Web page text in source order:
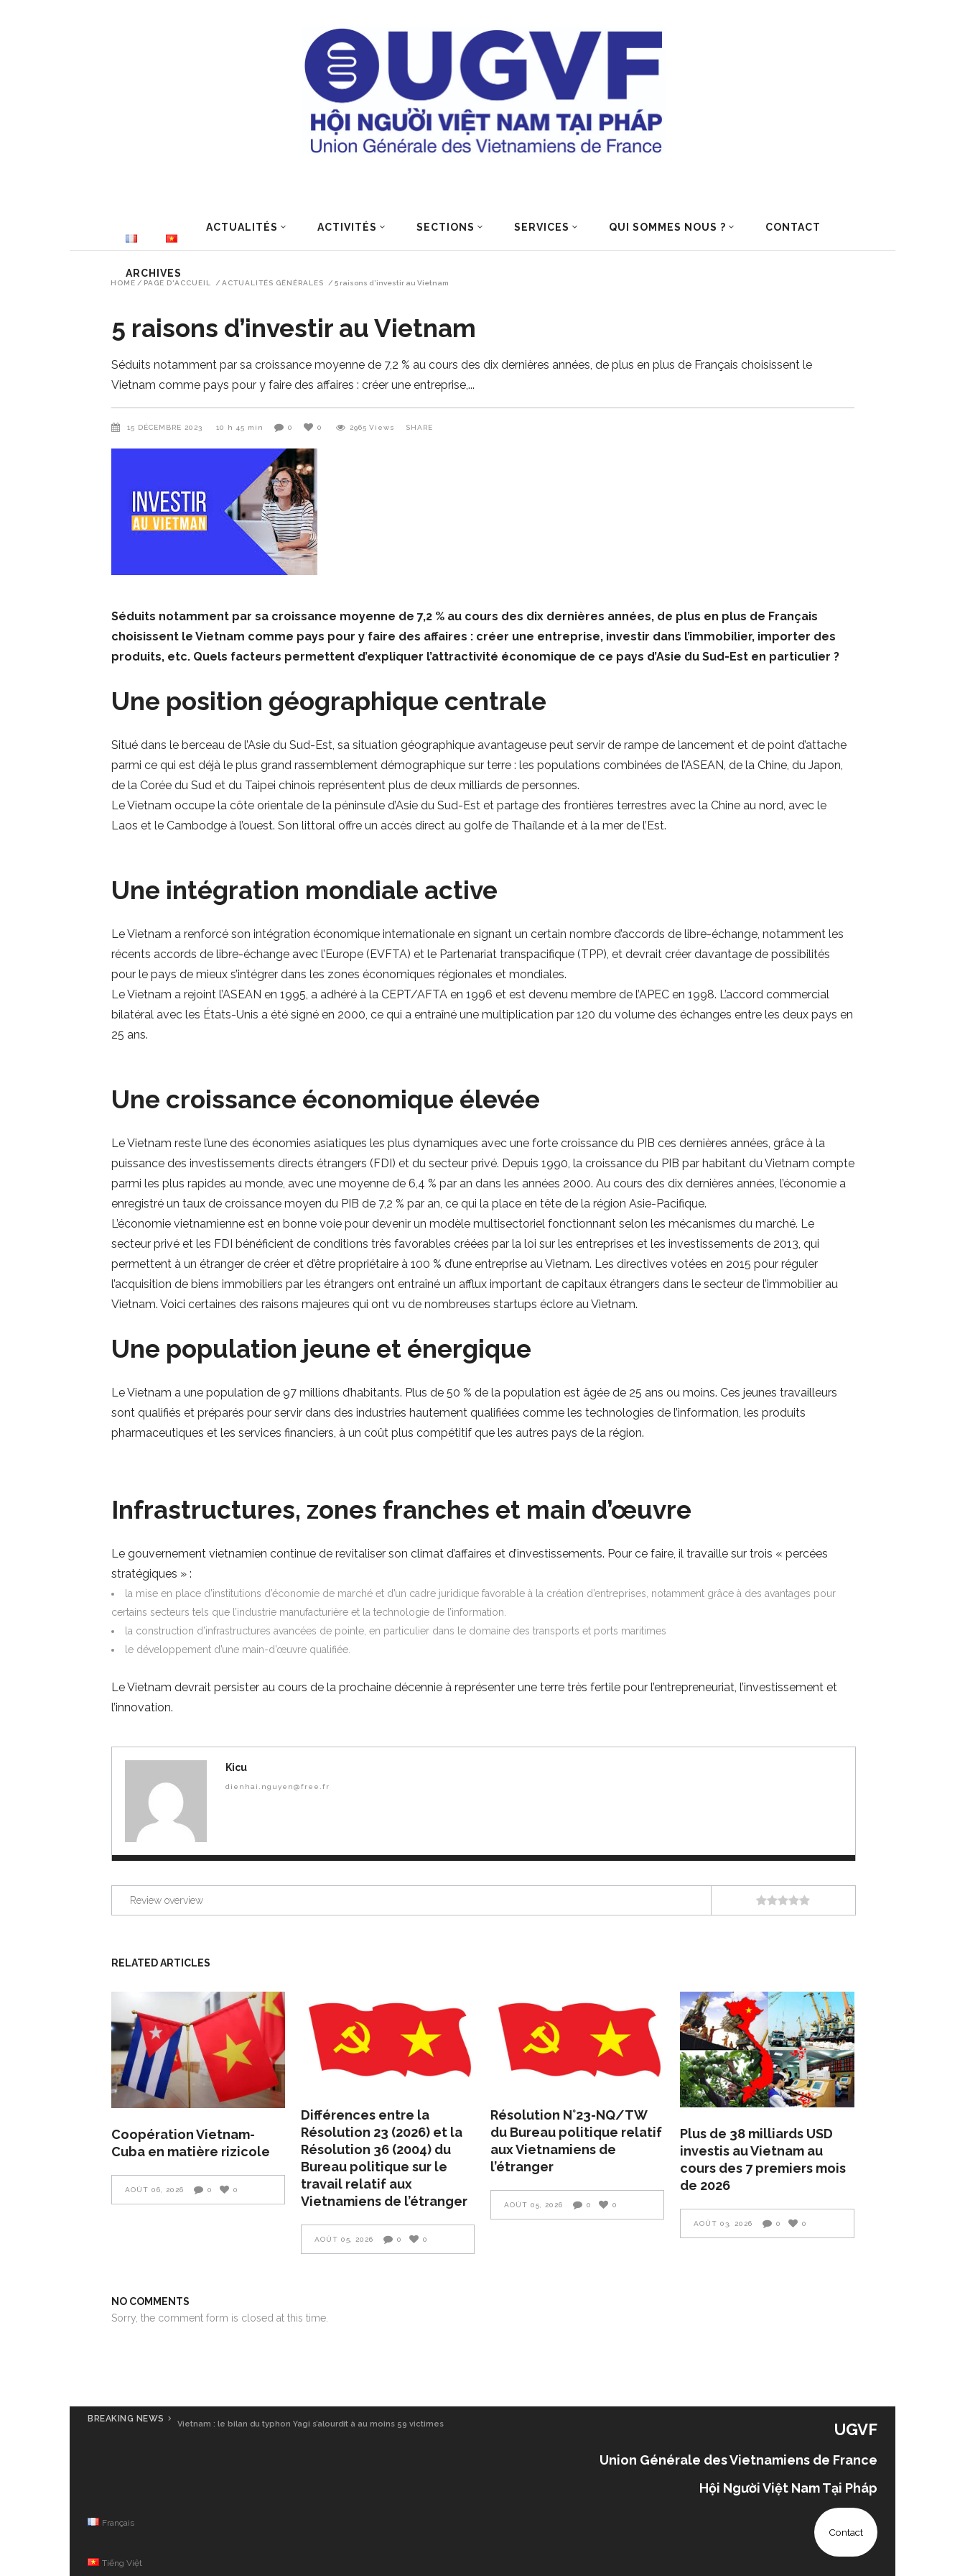
ACTUALITÉS ACTIVITÉS SECTIONS SERVICES QUI SOMMES NOUS ? CONTACT
ARCHIVES
HOME / PAGE D'ACCUEIL / ACTUALITÉS GÉNÉRALES / 5 raisons d’investir au Vietnam
5 raisons d’investir au Vietnam
Séduits notamment par sa croissance moyenne de 7,2 % au cours des dix dernières années, de plus en plus de Français choisissent le
Vietnam comme pays pour y faire des affaires : créer une entreprise,
15 DÉCEMBRE 2023 10 h 45 min 0 0 2965 Views SHARE
Séduits notamment par sa croissance moyenne de 7,2 % au cours des dix dernières années, de plus en plus de Français
choisissent le Vietnam comme pays pour y faire des affaires : créer une entreprise, investir dans l’immobilier, importer des
produits, etc. Quels facteurs permettent d’expliquer l’attractivité économique de ce pays d’Asie du Sud-Est en particulier ?
Une position géographique centrale
Situé dans le berceau de l’Asie du Sud-Est, sa situation géographique avantageuse peut servir de rampe de lancement et de point d’attache
parmi ce qui est déjà le plus grand rassemblement démographique sur terre : les populations combinées de l’ASEAN, de la Chine, du Japon,
de la Corée du Sud et du Taipei chinois représentent plus de deux milliards de personnes.
Le Vietnam occupe la côte orientale de la péninsule d’Asie du Sud-Est et partage des frontières terrestres avec la Chine au nord, avec le
Laos et le Cambodge à l’ouest. Son littoral offre un accès direct au golfe de Thaïlande et à la mer de l’Est.
Une intégration mondiale active
Le Vietnam a renforcé son intégration économique internationale en signant un certain nombre d’accords de libre-échange, notamment les
récents accords de libre-échange avec l’Europe ( EVFTA) et le Partenariat transpacifique (TPP), et devrait créer davantage de possibilités
pour le pays de mieux s’intégrer dans les zones économiques régionales et mondiales.
Le Vietnam a rejoint l’ASEAN en 1995, a adhéré à la CEPT/AFTA en 1996 et est devenu membre de l’APEC en 1998. L’accord commercial
bilatéral avec les États-Unis a été signé en 2000, ce qui a entraîné une multiplication par 120 du volume des échanges entre les deux pays en
25 ans.
Une croissance économique élevée
Le Vietnam reste l’une des économies asiatiques les plus dynamiques avec une forte croissance du PIB ces dernières années, grâce à la
puissance des investissements directs étrangers (FDI) et du secteur privé. Depuis 1990, la croissance du PIB par habitant du Vietnam compte
parmi les plus rapides au monde, avec une moyenne de 6,4 % par an dans les années 2000. Au cours des dix dernières années, l’économie a
enregistré un taux de croissance moyen du PIB de 7,2 % par an, ce qui la place en tête de la région Asie-Pacifique.
L’économie vietnamienne est en bonne voie pour devenir un modèle multisectoriel fonctionnant selon les mécanismes du marché. Le
secteur privé et les FDI bénéficient de conditions très favorables créées par la loi sur les entreprises et les investissements de 2013, qui
permettent à un étranger de créer et d’être propriétaire à 100 % d’une entreprise au Vietnam. Les directives votées en 2015 pour réguler
l’acquisition de biens immobiliers par les étrangers ont entraîné un afflux important de capitaux étrangers dans le secteur de l’immobilier au
Vietnam. Voici certaines des raisons majeures qui ont vu de nombreuses startups éclore au Vietnam.
Une population jeune et énergique
Le Vietnam a une population de 97 millions d’habitants. Plus de 50 % de la population est âgée de 25 ans ou moins. Ces jeunes travailleurs
sont qualifiés et préparés pour servir dans des industries hautement qualifiées comme les technologies de l’information, les produits
pharmaceutiques et les services financiers, à un coût plus compétitif que les autres pays de la région.
Infrastructures, zones franches et main d’œuvre
Le gouvernement vietnamien continue de revitaliser son climat d’affaires et d’investissements. Pour ce faire, il travaille sur trois « percées
stratégiques » :
la mise en place d’institutions d’économie de marché et d’un cadre juridique favorable à la création d’entreprises, notamment grâce à des avantages pour
certains secteurs tels que l’industrie manufacturière et la technologie de l’information.
la construction d’infrastructures avancées de pointe, en particulier dans le domaine des transports et ports maritimes
le développement d’une main-d’œuvre qualifiée.
Le Vietnam devrait persister au cours de la prochaine décennie à représenter une terre très fertile pour l’entrepreneuriat, l’investissement et
l’innovation.
Kicu
dienhai.nguyen@free.fr
Review overview
RELATED ARTICLES
Coopération Vietnam-
Cuba en matière rizicole
AOÛT 06, 2026 0 0
Différences entre la
Résolution 23 (2026) et la
Résolution 36 (2004) du
Bureau politique sur le
travail relatif aux
Vietnamiens de l’étranger
AOÛT 05, 2026 0 0
Résolution N°23-NQ/TW
du Bureau politique relatif
aux Vietnamiens de
l’étranger
AOÛT 05, 2026 0 0
Plus de 38 milliards USD
investis au Vietnam au
cours des 7 premiers mois
de 2026
AOÛT 03, 2026 0 0
NO COMMENTS
Sorry, the comment form is closed at this time.
BREAKING NEWS
Vietnam : le bilan du typhon Yagi s’alourdit à au moins 59 victimes
Français
Tiếng Việt
UGVF
Union Générale des Vietnamiens de France
Hội Người Việt Nam Tại Pháp
Contact